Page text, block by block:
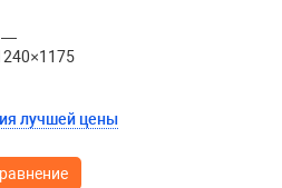
—
лучшей цены